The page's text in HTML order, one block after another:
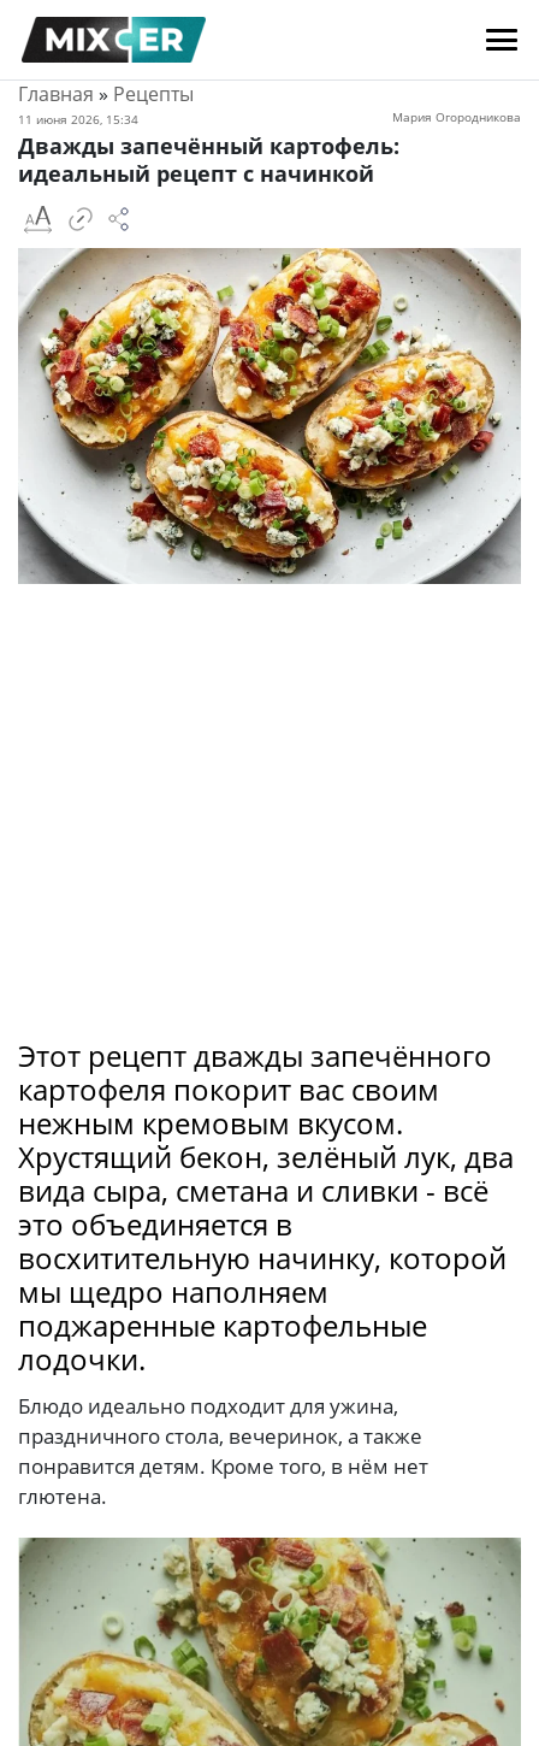
Главная » Рецепты
11 июня 2026, 15:34 Мария Огородникова
Дважды запечённый картофель:
идеальный рецепт с начинкой
Этот рецепт дважды запечённого
картофеля покорит вас своим
нежным кремовым вкусом.
Хрустящий бекон, зелёный лук, два
вида сыра, сметана и сливки - всё
это объединяется в
восхитительную начинку, которой
мы щедро наполняем
поджаренные картофельные
лодочки.
Блюдо идеально подходит для ужина,
праздничного стола, вечеринок, а также
понравится детям. Кроме того, в нём нет
глютена.